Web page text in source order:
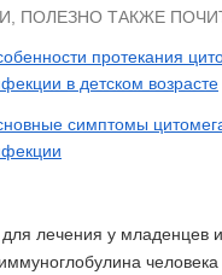
ПОЛЕЗНО ТАКЖЕ
протекания
в детском возрасте
симптомы
лечения у младенцев